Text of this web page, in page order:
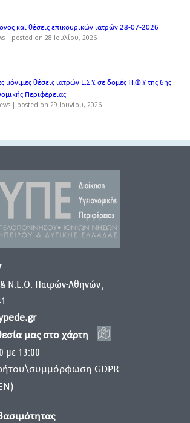
και θέσεις επικουρικών ιατρών 28-07-2026
| posted on 28 Ιουλίου, 2026
μόνιμες θέσεις ιατρών Ε.Σ.Υ. σε δομές Π.Φ.Υ της 6ης
Περιφέρειας
| posted on 29 Ιουνίου, 2026
& Ν.Ε.Ο. Πατρών-Αθηνών,
μας στο χάρτη
με 13:00
GDPR